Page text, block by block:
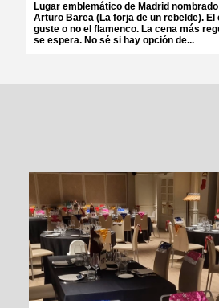
Lugar emblemático de Madrid
Arturo Barea (La forja de un rebelde).
guste o no el flamenco. La cena más
se espera. No sé si hay opción de...